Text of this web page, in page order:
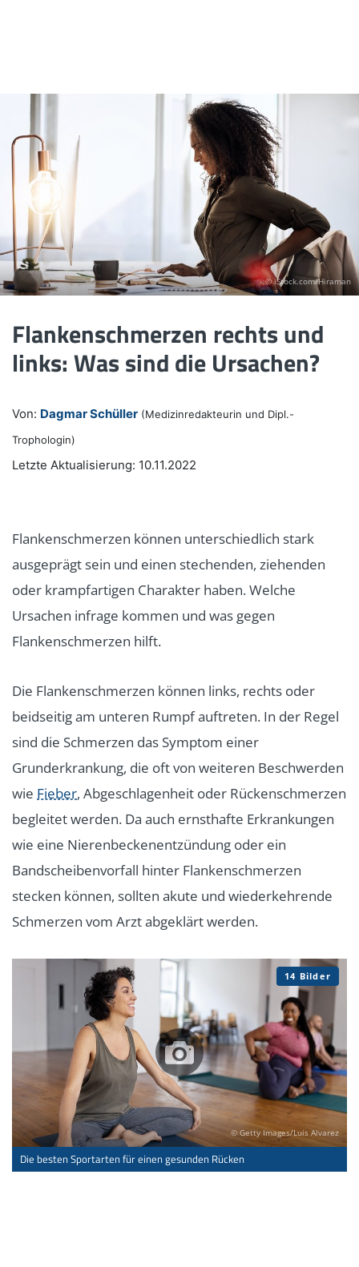
© iStock.com/Hiraman
Flankenschmerzen rechts und
links: Was sind die Ursachen?
Von: Dagmar Schüller (Medizinredakteurin und Dipl.-
Trophologin)
Letzte Aktualisierung: 10.11.2022
Flankenschmerzen können unterschiedlich stark
ausgeprägt sein und einen stechenden, ziehenden
oder krampfartigen Charakter haben. Welche
Ursachen infrage kommen und was gegen
Flankenschmerzen hilft.
Die Flankenschmerzen können links, rechts oder
beidseitig am unteren Rumpf auftreten. In der Regel
sind die Schmerzen das Symptom einer
Grunderkrankung, die oft von weiteren Beschwerden
wie Fieber, Abgeschlagenheit oder Rückenschmerzen
begleitet werden. Da auch ernsthafte Erkrankungen
wie eine Nierenbeckenentzündung oder ein
Bandscheibenvorfall hinter Flankenschmerzen
stecken können, sollten akute und wiederkehrende
Schmerzen vom Arzt abgeklärt werden.
© Getty Images/Luis Alvarez
Die besten Sportarten für einen gesunden Rücken
14 Bilder